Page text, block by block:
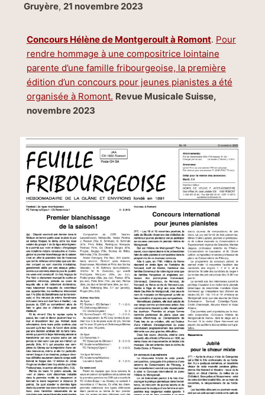
Gruyère, 21 novembre 2023
Concours Hélène de Montgeroult à Romont. Pour
rendre hommage à une compositrice lointaine
parente d’une famille fribourgeoise, la première
édition d’un concours pour jeunes pianistes a été
organisée à Romont. Revue Musicale Suisse,
novembre 2023